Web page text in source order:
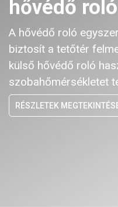
hővédő roló
A hővédő roló
biztosít a tetőtér
külső hővédő roló
szobahőmérsékletet
RÉSZLETEK